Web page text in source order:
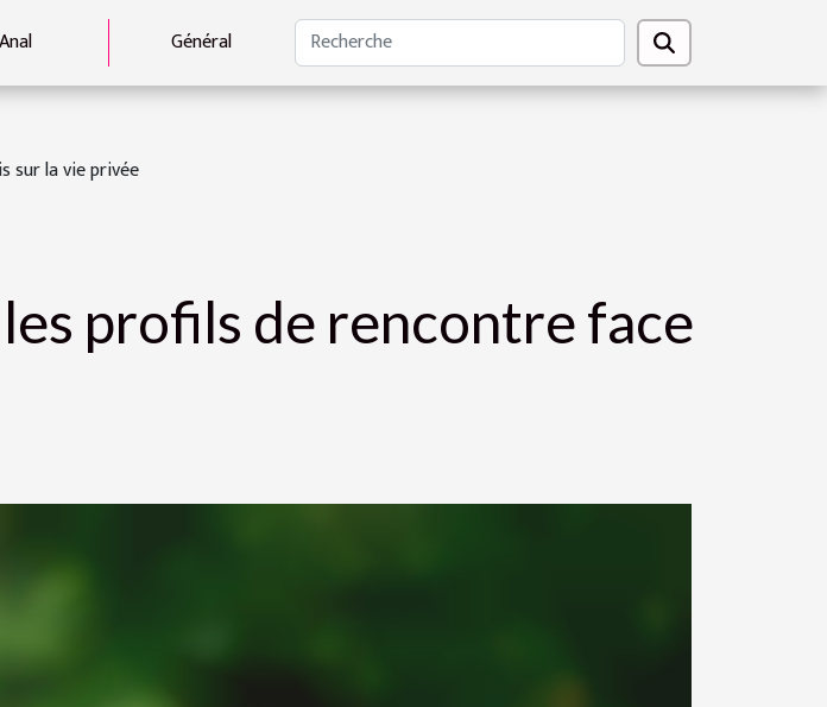
Anal Général
sur la vie privée
profils de rencontre face